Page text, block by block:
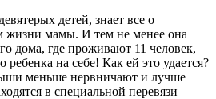
детей, знает все о
жизни мамы. И тем не менее она
дома, где проживают 11 человек,
на себе! Как ей это удается?
меньше нервничают и лучше
в специальной перевязи —